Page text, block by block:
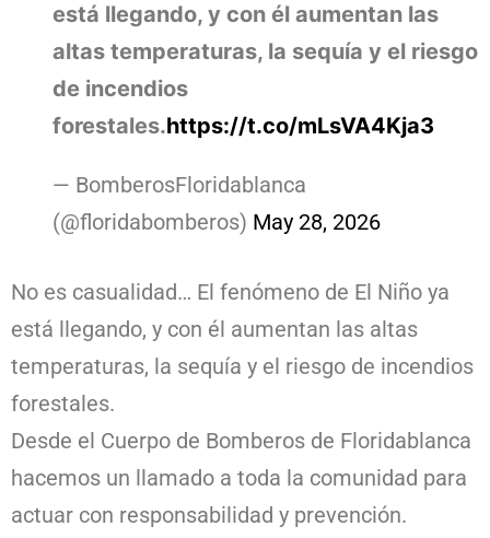
está llegando, y con él aumentan las
altas temperaturas, la sequía y el riesgo
de incendios
forestales.https://t.co/mLsVA4Kja3
— BomberosFloridablanca
(@floridabomberos) May 28, 2026
No es casualidad… El fenómeno de El Niño ya
está llegando, y con él aumentan las altas
temperaturas, la sequía y el riesgo de incendios
forestales.
Desde el Cuerpo de Bomberos de Floridablanca
hacemos un llamado a toda la comunidad para
actuar con responsabilidad y prevención.